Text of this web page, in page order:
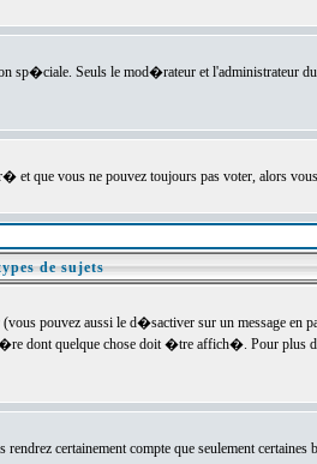
Seuls le mod�rateur et l'administrateur
que vous ne pouvez toujours pas voter, alors
de sujets
pouvez aussi le d�sactiver sur un message en
dont quelque chose doit �tre affich�. Pour plus
certainement compte que seulement certaines